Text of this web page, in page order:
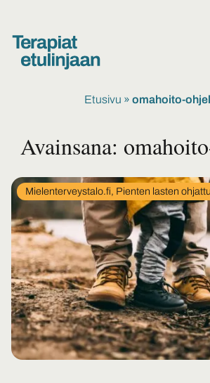
Etusivu » omahoito-
Avainsana:
In
category
Mielenterveystalo.fi, Pienten lasten